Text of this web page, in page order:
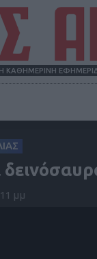
ΚΑΘΗΜΕΡΙΝΗ
ΑΓΩΝ
μμ